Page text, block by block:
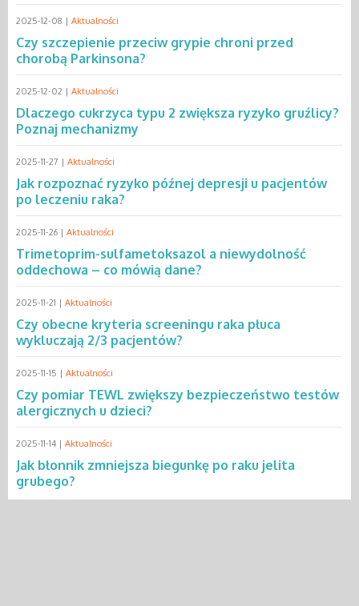
2025-12-08 | Aktualności
Czy szczepienie przeciw grypie chroni przed
chorobą Parkinsona?
2025-12-02 | Aktualności
Dlaczego cukrzyca typu 2 zwiększa ryzyko gruźlicy?
Poznaj mechanizmy
2025-11-27 | Aktualności
Jak rozpoznać ryzyko późnej depresji u pacjentów
po leczeniu raka?
2025-11-26 | Aktualności
Trimetoprim-sulfametoksazol a niewydolność
oddechowa – co mówią dane?
2025-11-21 | Aktualności
Czy obecne kryteria screeningu raka płuca
wykluczają 2/3 pacjentów?
2025-11-15 | Aktualności
Czy pomiar TEWL zwiększy bezpieczeństwo testów
alergicznych u dzieci?
2025-11-14 | Aktualności
Jak błonnik zmniejsza biegunkę po raku jelita
grubego?